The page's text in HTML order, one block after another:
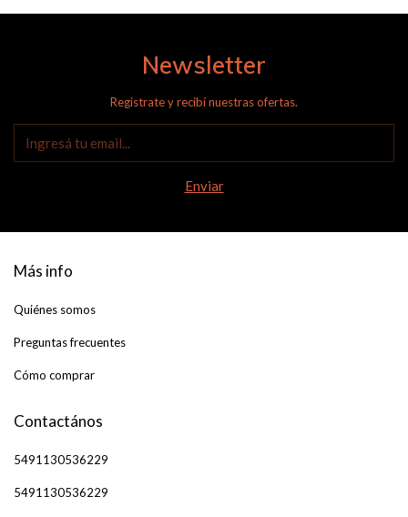
Newsletter
Registrate y recibí nuestras ofertas.
Más info
Quiénes somos
Preguntas frecuentes
Cómo comprar
Contactános
5491130536229
5491130536229